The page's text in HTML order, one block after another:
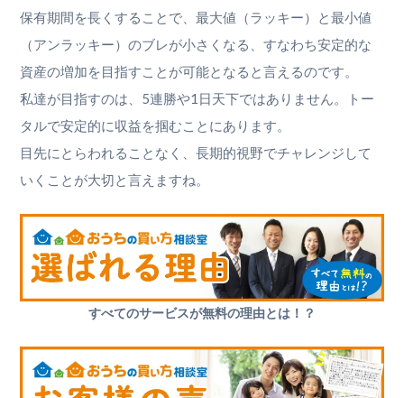
保有期間を長くすることで、最大値（ラッキー）と最小値
（アンラッキー）のブレが小さくなる、すなわち安定的な
資産の増加を目指すことが可能となると言えるのです。
私達が目指すのは、5連勝や1日天下ではありません。トー
タルで安定的に収益を掴むことにあります。
目先にとらわれることなく、長期的視野でチャレンジして
いくことが大切と言えますね。
すべてのサービスが無料の理由とは！？